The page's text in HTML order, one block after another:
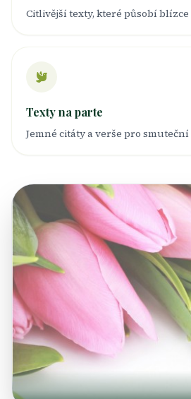
Citlivější texty, které působí blízce
Texty na parte
Jemné citáty a verše pro